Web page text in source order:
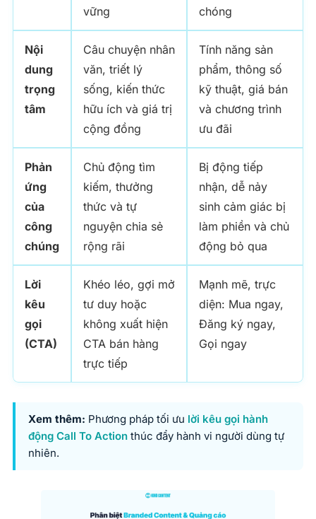
vững
chóng
Nội
dung
trọng
tâm
Câu chuyện nhân
văn, triết lý
sống, kiến thức
hữu ích và giá trị
cộng đồng
Tính năng sản
phẩm, thông số
kỹ thuật, giá bán
và chương trình
ưu đãi
Phản
ứng
của
công
chúng
Chủ động tìm
kiếm, thưởng
thức và tự
nguyện chia sẻ
rộng rãi
Bị động tiếp
nhận, dễ nảy
sinh cảm giác bị
làm phiền và chủ
động bỏ qua
Lời
kêu
gọi
(CTA)
Khéo léo, gợi mở
tư duy hoặc
không xuất hiện
CTA bán hàng
trực tiếp
Mạnh mẽ, trực
diện: Mua ngay,
Đăng ký ngay,
Gọi ngay
Xem thêm: Phương pháp tối ưu lời kêu gọi hành
động Call To Action thúc đẩy hành vi người dùng tự
nhiên.